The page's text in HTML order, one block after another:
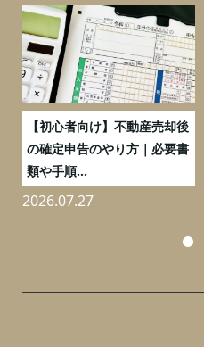
【初心者向け】不動産売却後
の確定申告のやり方｜必要書
類や手順...
2026.07.27